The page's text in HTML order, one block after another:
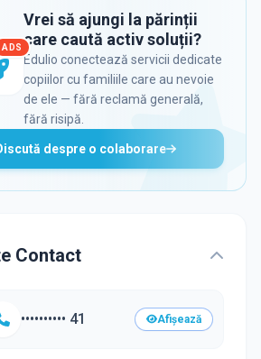
ADS
Vrei să ajungi la părinții
care caută activ soluții?
Edulio conectează servicii dedicate
copiilor cu familiile care au nevoie
de ele — fără reclamă generală,
fără risipă.
despre o colaborare
Contact
•••••••••• 41 Afișează